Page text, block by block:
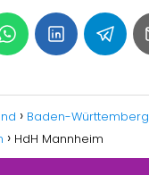
Baden-Württemberg
HdH Mannheim